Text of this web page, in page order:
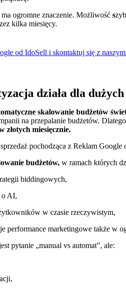
ogromne znaczenie. Możliwość s
kilka miesięcy.
od IdoSell i skontaktuj się z
działa dla
skalowanie budżetów
na przepalanie budżetów.
złotych miesięcznie.
pochodząca z Reklam
budżetów,w ramach których
biddingowych,
o AI,
w czasie rzeczywistym,
performance marketingowe także w
pytanie „manual vs automat”, ale: